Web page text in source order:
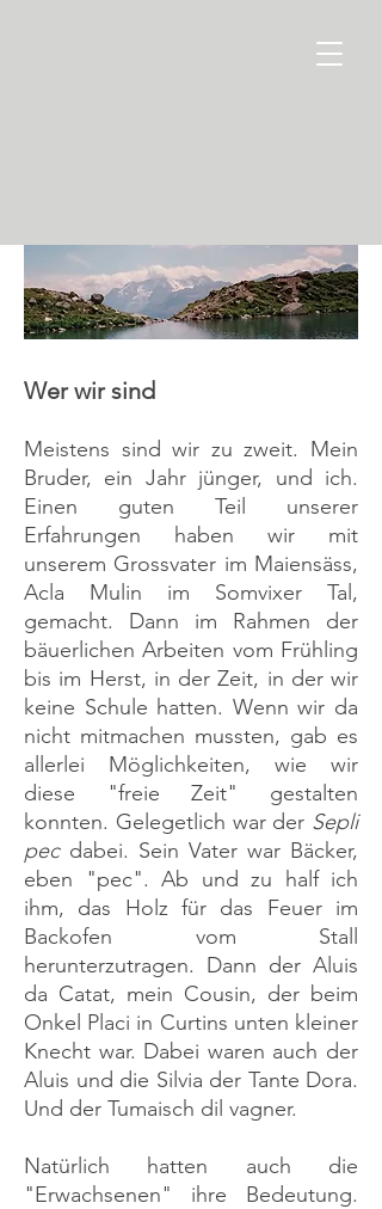
Wer wir sind
Meistens sind wir zu zweit. Mein
Bruder, ein Jahr jünger, und ich.
Einen guten Teil unserer
Erfahrungen haben wir mit
unserem Grossvater im Maiensäss,
Acla Mulin im Somvixer Tal,
gemacht. Dann im Rahmen der
bäuerlichen Arbeiten vom Frühling
bis im Herst, in der Zeit, in der wir
keine Schule hatten. Wenn wir da
nicht mitmachen mussten, gab es
allerlei Möglichkeiten, wie wir
diese "freie Zeit" gestalten
konnten. Gelegetlich war der Sepli
pec dabei. Sein Vater war Bäcker,
eben "pec". Ab und zu half ich
ihm, das Holz für das Feuer im
Backofen vom Stall
herunterzutragen. Dann der Aluis
da Catat, mein Cousin, der beim
Onkel Placi in Curtins unten kleiner
Knecht war. Dabei waren auch der
Aluis und die Silvia der Tante Dora.
Und der Tumaisch dil vagner.
Natürlich hatten auch die
"Erwachsenen" ihre Bedeutung.